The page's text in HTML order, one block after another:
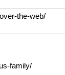
the-web/
family/